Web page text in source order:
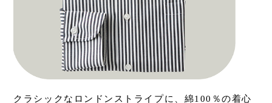
クラシックなロンドンストライプに、綿100％の着心